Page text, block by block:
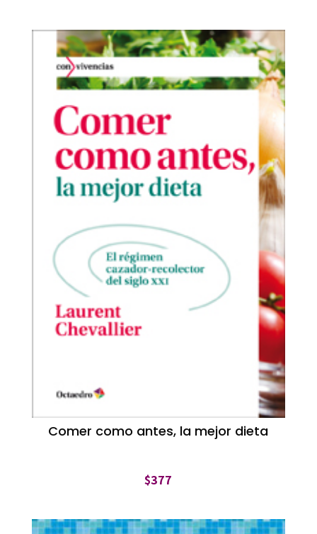
Comer como antes, la mejor dieta
$377